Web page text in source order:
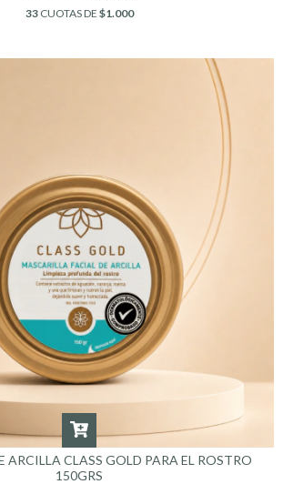
33CUOTAS DE $1.000
ARCILLA CLASS GOLD PARA EL ROSTRO
150GRS